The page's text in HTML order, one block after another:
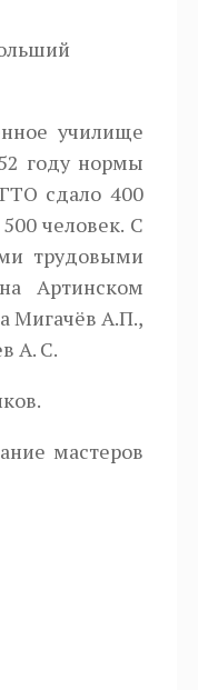
училище
году нормы
сдало 400
человек. С
трудовыми
Артинском
Мигачёв А.П.,
А. С.
мастеров